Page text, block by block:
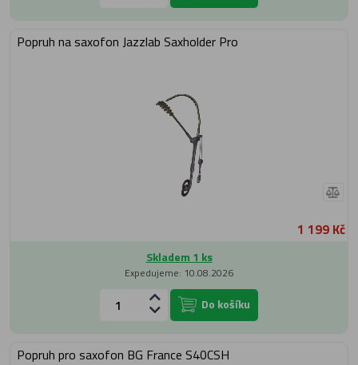
Popruh na saxofon Jazzlab Saxholder Pro
1 199 Kč
Skladem 1 ks
Expedujeme: 10.08.2026
Do košíku
Popruh pro saxofon BG France S40CSH